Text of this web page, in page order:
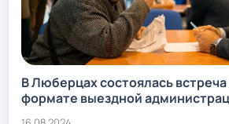
В Люберцах состоялась
формате выездной